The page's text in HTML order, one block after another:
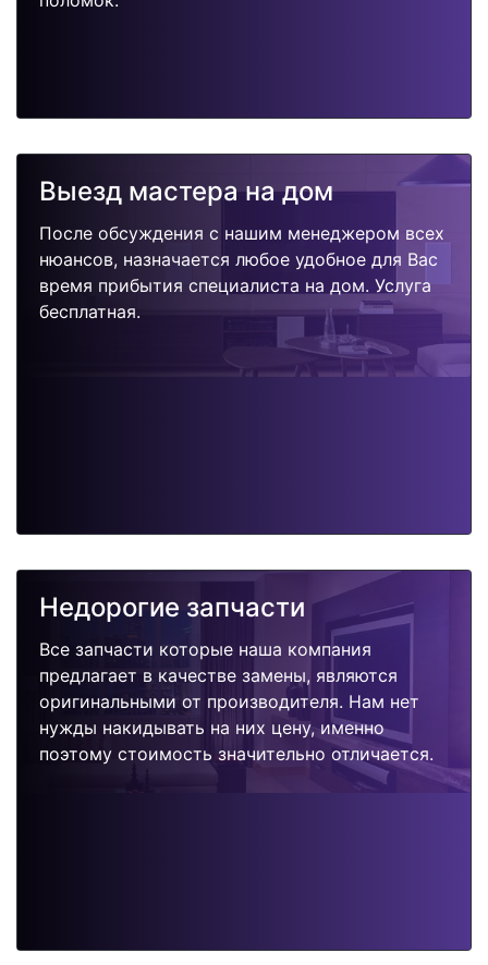
Выезд мастера на дом
После обсуждения с нашим менеджером всех
нюансов, назначается любое удобное для Вас
время прибытия специалиста на дом. Услуга
бесплатная.
Недорогие запчасти
Все запчасти которые наша компания
предлагает в качестве замены, являются
оригинальными от производителя. Нам нет
нужды накидывать на них цену, именно
поэтому стоимость значительно отличается.